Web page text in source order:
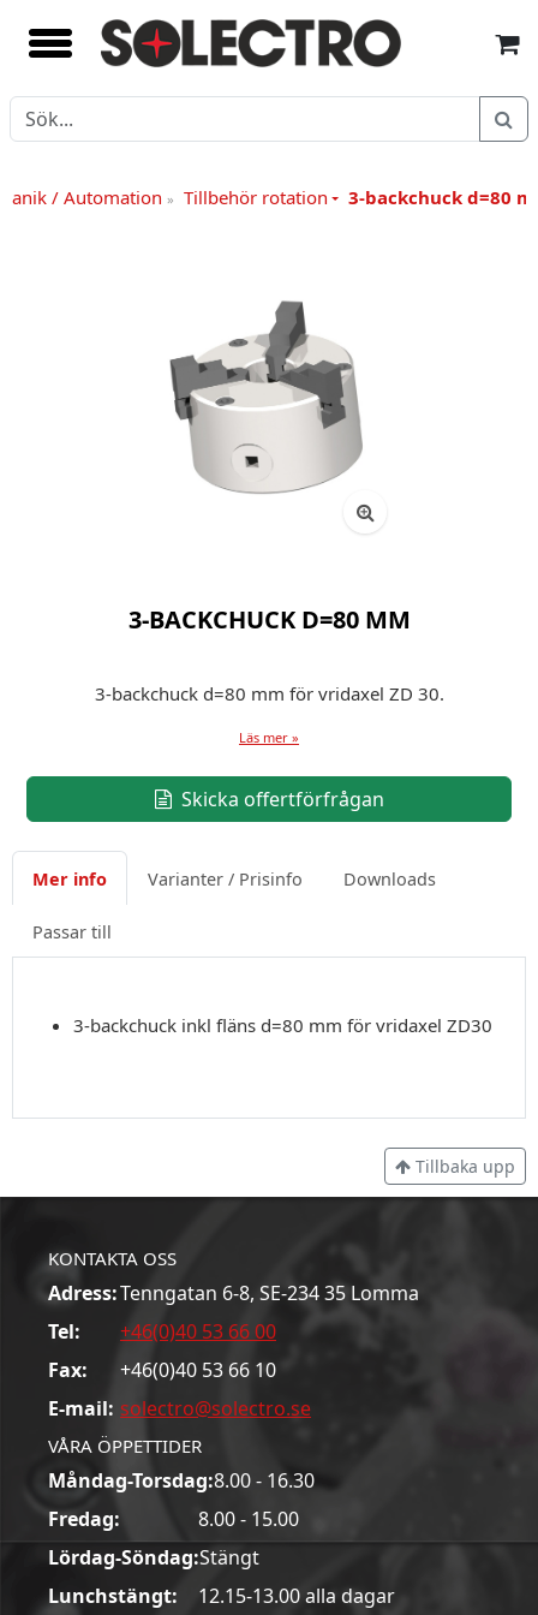
/ Automation» Tillbehör rotation 3-backchuck d=80
3-BACKCHUCK D=80 MM
3-backchuck d=80 mm för vridaxel ZD 30.
Läs mer »
Skicka offertförfrågan
Mer info Varianter / Prisinfo Downloads
Passar till
3-backchuck inkl fläns d=80 mm för vridaxel ZD30
Tillbaka upp
KONTAKTA OSS
Adress:Tenngatan 6-8, SE-234 35 Lomma
Tel:
+46(0)40 53 66 00
Fax:
+46(0)40 53 66 10
E-mail: solectro@solectro.se
VÅRA ÖPPETTIDER
Måndag-Torsdag:8.00 - 16.30
Fredag:
8.00 - 15.00
Lördag-Söndag:Stängt
Lunchstängt:
12.15-13.00 alla dagar